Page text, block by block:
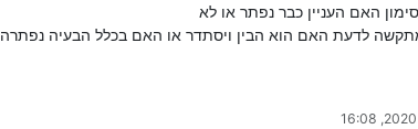
האם העניין כבר נפתר או לא
לדעת האם הוא הבין ויסתדר או האם בכלל הבעיה נפתרה